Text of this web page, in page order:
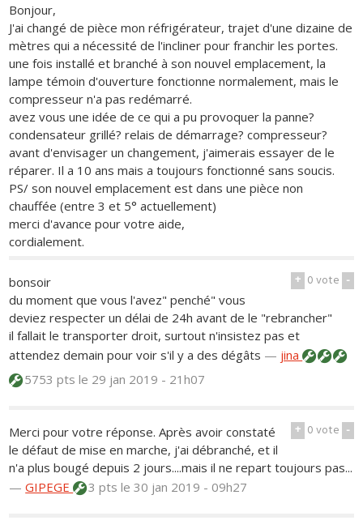
Bonjour,
J'ai changé de pièce mon réfrigérateur, trajet d'une dizaine de
mètres qui a nécessité de l'incliner pour franchir les portes.
une fois installé et branché à son nouvel emplacement, la
lampe témoin d'ouverture fonctionne normalement, mais le
compresseur n'a pas redémarré.
avez vous une idée de ce qui a pu provoquer la panne?
condensateur grillé? relais de démarrage? compresseur?
avant d'envisager un changement, j'aimerais essayer de le
réparer. Il a 10 ans mais a toujours fonctionné sans soucis.
PS/ son nouvel emplacement est dans une pièce non
chauffée (entre 3 et 5° actuellement)
merci d'avance pour votre aide,
cordialement.
+ 0vote -
bonsoir
du moment que vous l'avez" penché" vous
deviez respecter un délai de 24h avant de le "rebrancher"
il fallait le transporter droit, surtout n'insistez pas et
attendez demain pour voir s'il y a des dégâts — jina
5753 ptsle 29 jan 2019 - 21h07
+ 0vote -
Merci pour votre réponse. Après avoir constaté
le défaut de mise en marche, j'ai débranché, et il
n'a plus bougé depuis 2 jours....mais il ne repart toujours pas...
—GIPEGE 3 ptsle 30 jan 2019 - 09h27